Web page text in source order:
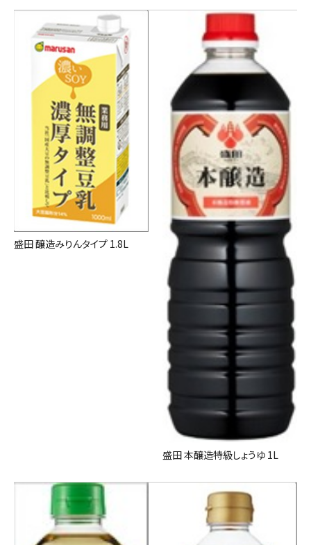
盛田 醸造みりんタイプ 1.8L
盛田 本醸造特級しょうゆ 1L